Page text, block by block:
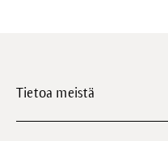
Tietoa meistä